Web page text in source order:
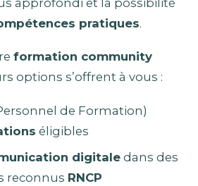
pratiques.
formation community
options s’offrent à vous :
de Formation)
éligibles
digitaledans des
reconnus RNCP